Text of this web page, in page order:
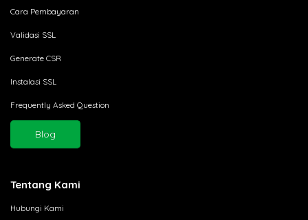
Cara Pembayaran
Validasi SSL
Generate CSR
Instalasi SSL
Frequently Asked Question
Blog
Tentang Kami
Hubungi Kami